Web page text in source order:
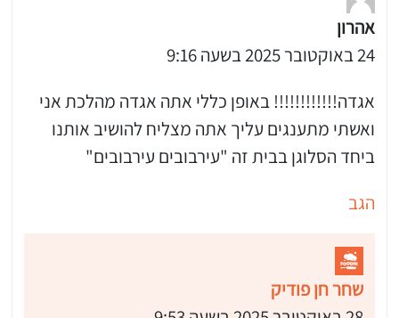
שלי "פודיק" כמנויים עוד היום!
כמנויים ותלחצו על הפעמון תקבלו התראה לטלפון הנייד ברגע שעולה מתכון חדש לערוץ,
אהרון
24 באוקטובר 2025 בשעה 9:16
אגדה!!!!!!!!!!!! באופן כללי אתה אגדה מהלכת אני
ואשתי מתענגים עליך אתה מצליח להושיב אותנו
ביחד הסלוגן בבית זה "עירבובים עירבובים"
הגב
שחר חן פודיק